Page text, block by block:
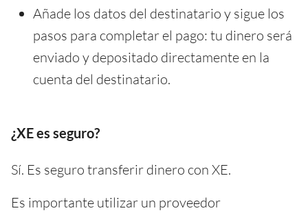
Añade los datos del destinatario y sigue los
pasos para completar el pago: tu dinero será
enviado y depositado directamente en la
cuenta del destinatario.
¿XE es seguro?
Sí. Es seguro transferir dinero con XE.
Es importante utilizar un proveedor